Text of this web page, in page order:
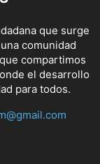
que surge
comunidad
compartimos
el desarrollo
para todos.